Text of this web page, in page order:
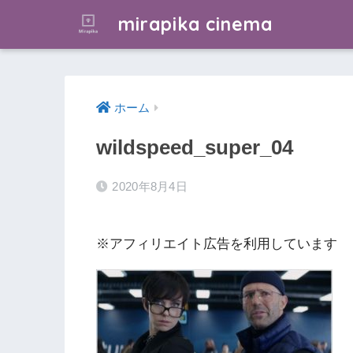
mirapika cinema
ホーム
wildspeed_super_04
2020年8月4日
※アフィリエイト広告を利用しています